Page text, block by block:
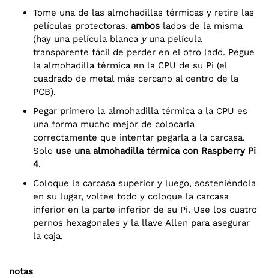
Tome una de las almohadillas térmicas y retire las
películas protectoras. ambos lados de la misma
(hay una película blanca y una película
transparente fácil de perder en el otro lado. Pegue
la almohadilla térmica en la CPU de su Pi (el
cuadrado de metal más cercano al centro de la
PCB).
Pegar primero la almohadilla térmica a la CPU es
una forma mucho mejor de colocarla
correctamente que intentar pegarla a la carcasa.
Solo use una almohadilla térmica con Raspberry Pi
4.
Coloque la carcasa superior y luego, sosteniéndola
en su lugar, voltee todo y coloque la carcasa
inferior en la parte inferior de su Pi. Use los cuatro
pernos hexagonales y la llave Allen para asegurar
la caja.
notas